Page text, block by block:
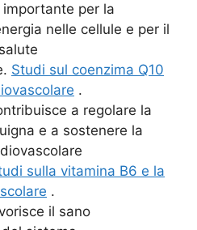
importante per la
nelle cellule e per il
Studi sul coenzima Q10
.
a regolare la
e a sostenere la
sulla vitamina B6 e la
.
il sano